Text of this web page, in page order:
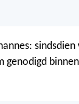
genodigd